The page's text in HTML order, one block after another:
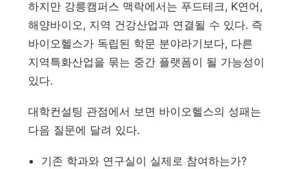
하지만 강릉캠퍼스 맥락에서는 푸드테크, K연어,
해양바이오, 지역 건강산업과 연결될 수 있다. 즉
바이오헬스가 독립된 학문 분야라기보다, 다른
지역특화산업을 묶는 중간 플랫폼이 될 가능성이
있다.
대학컨설팅 관점에서 보면 바이오헬스의 성패는
다음 질문에 달려 있다.
기존 학과와 연구실이 실제로 참여하는가?